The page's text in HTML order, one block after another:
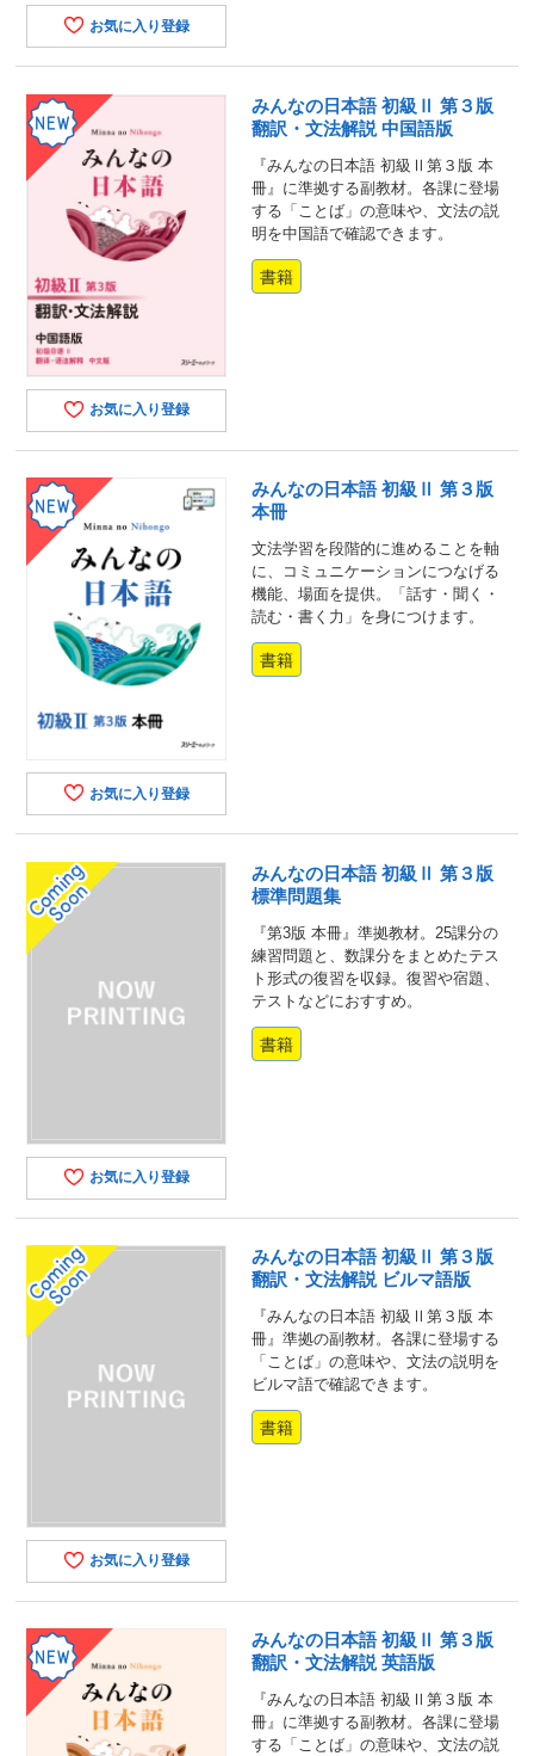
お気に入り登録
お気に入り登録
みんなの日本語 初級Ⅱ 第３版
翻訳・文法解説 中国語版
『みんなの日本語 初級Ⅱ第３版 本
冊』に準拠する副教材。各課に登場
する「ことば」の意味や、文法の説
明を中国語で確認できます。
書籍
お気に入り登録
みんなの日本語 初級Ⅱ 第３版
本冊
文法学習を段階的に進めることを軸
に、コミュニケーションにつなげる
機能、場面を提供。「話す・聞く・
読む・書く力」を身につけます。
書籍
お気に入り登録
みんなの日本語 初級Ⅱ 第３版
標準問題集
『第3版 本冊』準拠教材。25課分の
練習問題と、数課分をまとめたテス
ト形式の復習を収録。復習や宿題、
テストなどにおすすめ。
書籍
お気に入り登録
みんなの日本語 初級Ⅱ 第３版
翻訳・文法解説 ビルマ語版
『みんなの日本語 初級Ⅱ第３版 本
冊』準拠の副教材。各課に登場する
「ことば」の意味や、文法の説明を
ビルマ語で確認できます。
書籍
みんなの日本語 初級Ⅱ 第３版
翻訳・文法解説 英語版
『みんなの日本語 初級Ⅱ第３版 本
冊』に準拠する副教材。各課に登場
する「ことば」の意味や、文法の説